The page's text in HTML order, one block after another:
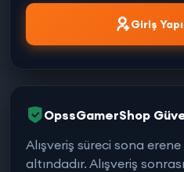
Giriş
OpssGamerShop
Alışveriş süreci sona
altındadır. Alışveriş